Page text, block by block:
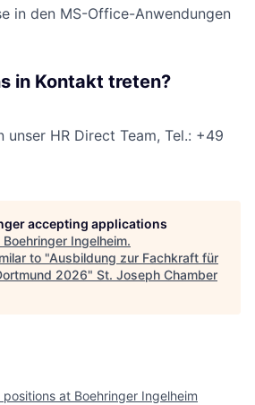
in den MS-Office-Anwendungen
in Kontakt treten?
unser HR Direct Team, Tel.: +49
accepting applications
Boehringer Ingelheim.
to "Ausbildung zur Fachkraft für
2026" St. Joseph Chamber
positions at Boehringer Ingelheim